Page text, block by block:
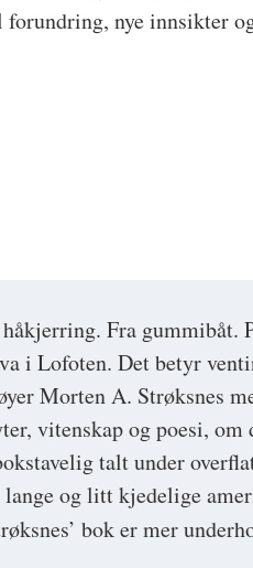
Fra gummibåt.
i Lofoten. Det betyr
Morten A. Strøksnes
vitenskap og poesi, om
talt under
og litt kjedelige
bok er mer
nye innsikter